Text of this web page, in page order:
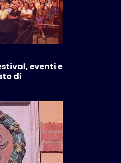
eventi e
di